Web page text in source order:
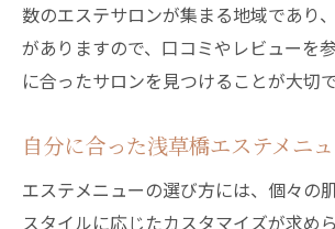
由
リフレッシュに最適な浅草
方
プロの手による浅草橋エステで
プロの手技が持つ浅草橋エス
数のエステサロンが集まる地域であり
がありますので、口コミやレビューを
に合ったサロンを見つけることが大切で
自分に合った浅草橋エステメニ
エステメニューの選び方には、個々の
スタイルに応じたカスタマイズが求め